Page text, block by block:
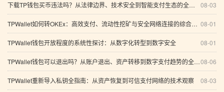
08-03
下载TP钱包买币违法吗？从法律边界、技术安全到智能支付生态的全面解析
08-01
TPWallet如何转OKEx：高效支付、流动性挖矿与安全网络连接的综合指南
08-01
TPWallet钱包开放程度的系统性探讨：从数字化转型到数字安全
08-06
TPWallet钱包可以退出吗？从账户退出、资产转移到数字支付趋势的全面分析
08-03
TPWallet重新导入私钥全指南：从资产恢复到可信支付网络的技术观察